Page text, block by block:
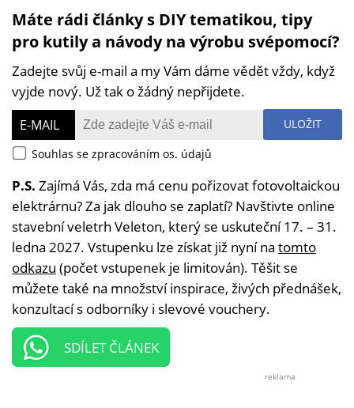
Máte rádi články s DIY tematikou, tipy
pro kutily a návody na výrobu svépomocí?
Zadejte svůj e-mail a my Vám dáme vědět vždy, když
vyjde nový. Už tak o žádný nepřijdete.
E-MAIL
ULOŽIT
Souhlas se zpracováním os. údajů
P.S. Zajímá Vás, zda má cenu pořizovat fotovoltaickou
elektrárnu? Za jak dlouho se zaplatí? Navštivte online
stavební veletrh Veleton, který se uskuteční 17. – 31.
ledna 2027. Vstupenku lze získat již nyní na tomto
odkazu (počet vstupenek je limitován). Těšit se
můžete také na množství inspirace, živých přednášek,
konzultací s odborníky i slevové vouchery.
SDÍLET ČLÁNEK
reklama